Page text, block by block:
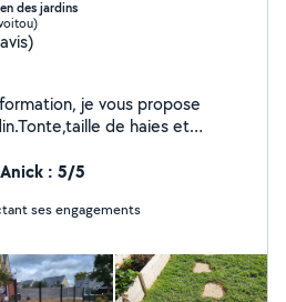
des jardins
de haies et
des déchets verts. Je vous
dans vos projets extérieurs,
des terrasses bois, pavées
Je
: 5/5
ses engagements